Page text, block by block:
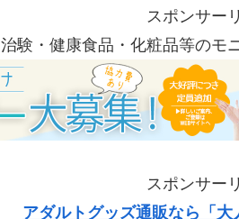
スポンサー
治験・健康食品・化粧品等の
スポンサー
アダルトグッズ通販なら「大